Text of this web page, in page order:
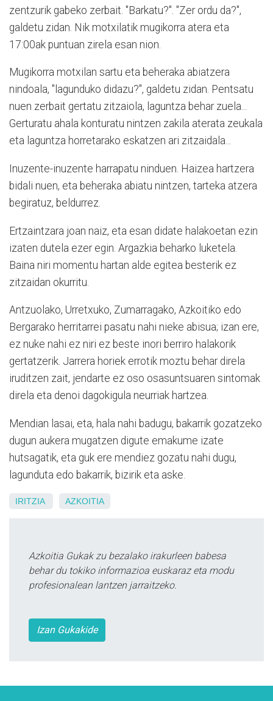
zentzurik gabeko zerbait. "Barkatu?". "Zer ordu da?",
galdetu zidan. Nik motxilatik mugikorra atera eta
17:00ak puntuan zirela esan nion.
Mugikorra motxilan sartu eta beheraka abiatzera
nindoala, "lagunduko didazu?", galdetu zidan. Pentsatu
nuen zerbait gertatu zitzaiola, laguntza behar zuela...
Gerturatu ahala konturatu nintzen zakila aterata zeukala
eta laguntza horretarako eskatzen ari zitzaidala...
Inuzente-inuzente harrapatu ninduen. Haizea hartzera
bidali nuen, eta beheraka abiatu nintzen, tarteka atzera
begiratuz, beldurrez.
Ertzaintzara joan naiz, eta esan didate halakoetan ezin
izaten dutela ezer egin. Argazkia beharko luketela.
Baina niri momentu hartan alde egitea besterik ez
zitzaidan okurritu.
Antzuolako, Urretxuko, Zumarragako, Azkoitiko edo
Bergarako herritarrei pasatu nahi nieke abisua; izan ere,
ez nuke nahi ez niri ez beste inori berriro halakorik
gertatzerik. Jarrera horiek errotik moztu behar direla
iruditzen zait, jendarte ez oso osasuntsuaren sintomak
direla eta denoi dagokigula neurriak hartzea.
Mendian lasai, eta, hala nahi badugu, bakarrik gozatzeko
dugun aukera mugatzen digute emakume izate
hutsagatik, eta guk ere mendiez gozatu nahi dugu,
lagunduta edo bakarrik, bizirik eta aske.
IRITZIA AZKOITIA
Azkoitia Gukak zu bezalako irakurleen babesa
behar du tokiko informazioa euskaraz eta modu
profesionalean lantzen jarraitzeko.
Izan Gukakide